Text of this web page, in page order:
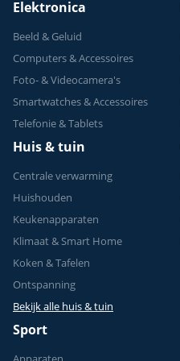
Elektronica
Beeld & Geluid
Computers & Accessoires
Foto- & Videocamera's
Smartwatches & Accessoires
Telefonie & Tablets
Huis & tuin
Centrale verwarming
Huishouden
Keukenapparaten
Klimaat & Smart Home
Koken & Tafelen
Ontspanning
Bekijk alle huis & tuin
Sport